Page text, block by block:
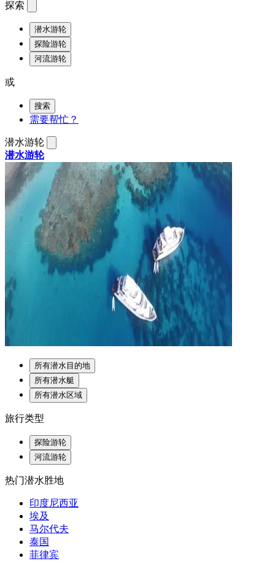
探索
潜水游轮
探险游轮
河流游轮
或
搜索
需要帮忙？
潜水游轮
潜水游轮
所有潜水目的地
所有潜水艇
所有潜水区域
旅行类型
探险游轮
河流游轮
热门潜水胜地
印度尼西亚
埃及
马尔代夫
泰国
菲律宾